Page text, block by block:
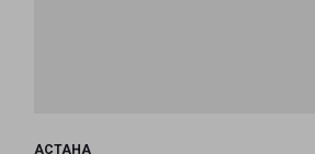
АСТАНА